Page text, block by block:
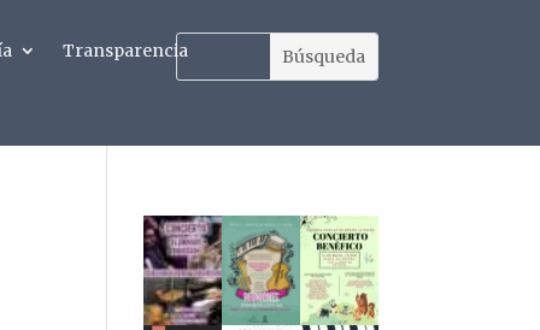
Transparencia